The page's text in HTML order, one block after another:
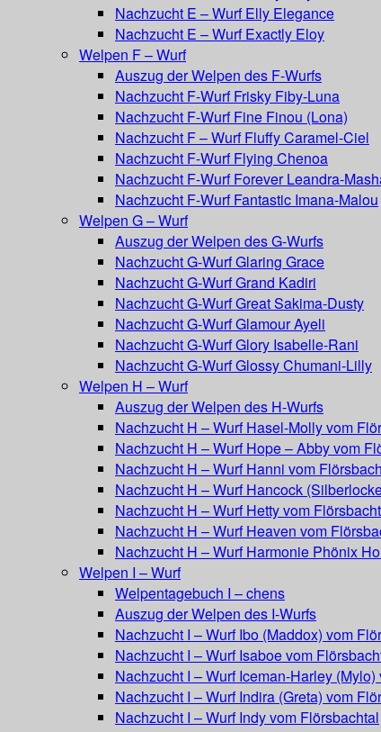
Nachzucht E – Wurf Elly Elegance
Nachzucht E – Wurf Exactly Eloy
Welpen F – Wurf
Auszug der Welpen des F-Wurfs
Nachzucht F-Wurf Frisky Fiby-Luna
Nachzucht F-Wurf Fine Finou (Lona)
Nachzucht F – Wurf Fluffy Caramel-Ciel
Nachzucht F-Wurf Flying Chenoa
Nachzucht F-Wurf Forever Leandra-
Nachzucht F-Wurf Fantastic Imana-Malou
Welpen G – Wurf
Auszug der Welpen des G-Wurfs
Nachzucht G-Wurf Glaring Grace
Nachzucht G-Wurf Grand Kadiri
Nachzucht G-Wurf Great Sakima-Dusty
Nachzucht G-Wurf Glamour Ayeli
Nachzucht G-Wurf Glory Isabelle-Rani
Nachzucht G-Wurf Glossy Chumani-Lilly
Welpen H – Wurf
Auszug der Welpen des H-Wurfs
Nachzucht H – Wurf Hasel-Molly vom
Nachzucht H – Wurf Hope – Abby vom
Nachzucht H – Wurf Hanni vom
Nachzucht H – Wurf Hancock
Nachzucht H – Wurf Hetty vom
Nachzucht H – Wurf Heaven vom
Nachzucht H – Wurf Harmonie Phönix
Welpen I – Wurf
Welpentagebuch I – chens
Auszug der Welpen des I-Wurfs
Nachzucht I – Wurf Ibo (Maddox) vom
Nachzucht I – Wurf Isaboe vom
Nachzucht I – Wurf Iceman-Harley
Nachzucht I – Wurf Indira (Greta) vom
Nachzucht I – Wurf Indy vom Flörsbachtal